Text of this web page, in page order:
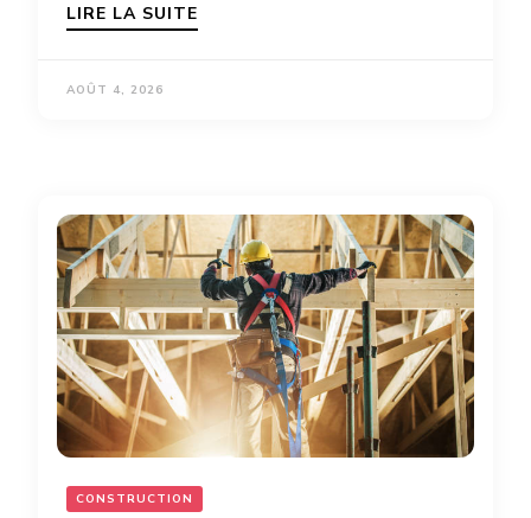
LIRE LA SUITE
AOÛT 4, 2026
CONSTRUCTION